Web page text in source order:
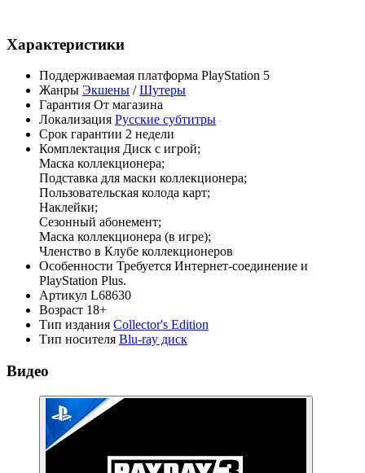
Характеристики
Поддерживаемая платформа PlayStation 5
Жанры Экшены /Шутеры
Гарантия От магазина
Локализация Русские субтитры
Срок гарантии 2 недели
Комплектация Диск с игрой;
Маска коллекционера;
Подставка для маски коллекционера;
Пользовательская колода карт;
Наклейки;
Сезонный абонемент;
Маска коллекционера (в игре);
Членство в Клубе коллекционеров
Особенности Требуется Интернет-соединение и
PlayStation Plus.
Артикул L68630
Возраст 18+
Тип издания Collector's Edition
Тип носителя Blu-ray диск
Видео